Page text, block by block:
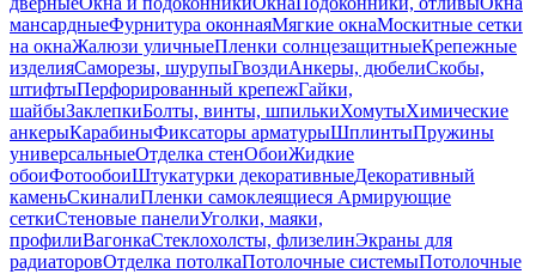
мансардныеФурнитура оконнаяМягкие окнаМоскитные сетки
на окнаЖалюзи уличныеПленки солнцезащитныеКрепежные
изделияСаморезы, шурупыГвоздиАнкеры, дюбелиСкобы,
штифтыПерфорированный крепежГайки,
шайбыЗаклепкиБолты, винты, шпилькиХомутыХимические
анкерыКарабиныФиксаторы арматурыШплинтыПружины
универсальныеОтделка стенОбоиЖидкие
обоиФотообоиШтукатурки декоративныеДекоративный
каменьСкиналиПленки самоклеящиеся Армирующие
сеткиСтеновые панелиУголки, маяки,
профилиВагонкаСтеклохолсты, флизелинЭкраны для
радиаторовОтделка потолкаПотолочные системыПотолочные